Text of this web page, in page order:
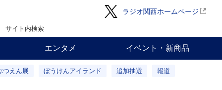
ラジオ関西ホームページ
サイト内検索
エンタメ イベント・新商品
つえん展 ぼうけんアイランド 追加抽選 報道